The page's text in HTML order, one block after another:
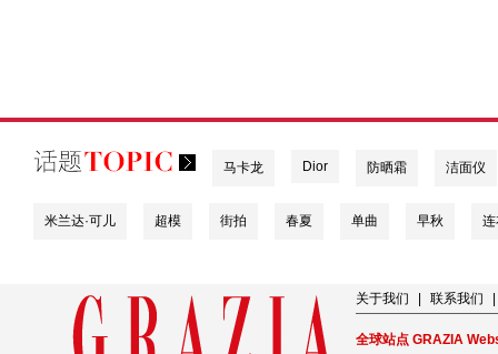
马卡龙 Dior 防晒霜 洁面仪
米兰达·可儿 超模 街拍 春夏 单曲 早秋
关于我们 联系我们
全球站点 GRAZIA